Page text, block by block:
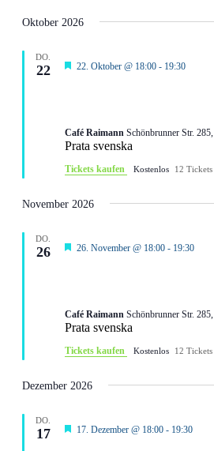
Oktober 2026
DO.
22 Hervorgehoben
22. Oktober @ 18:00- 19:30
Café Raimann Schönbrunner Str.
Prata svenska
Tickets kaufen Kostenlos 12
November 2026
DO.
26 Hervorgehoben
26. November @ 18:00- 19:30
Café Raimann Schönbrunner Str.
Prata svenska
Tickets kaufen Kostenlos 12
Dezember 2026
DO.
17 Hervorgehoben
17. Dezember @ 18:00- 19:30